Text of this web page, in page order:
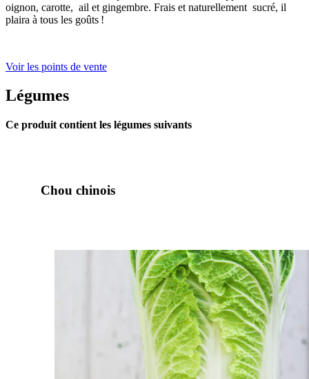
oignon, carotte, ail et gingembre. Frais et naturellement sucré, il
plaira à tous les goûts !
Voir les points de vente
Légumes
Ce produit contient les légumes suivants
Chou chinois